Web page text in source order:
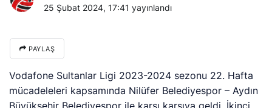
25 Şubat 2024, 17:41 yayınlandı
PAYLAŞ
Vodafone Sultanlar Ligi 2023-2024 sezonu 22. Hafta
mücadeleleri kapsamında Nilüfer Belediyespor – Aydın